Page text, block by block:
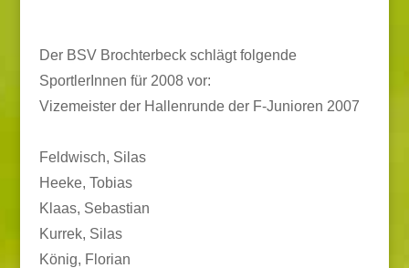
Der BSV Brochterbeck schlägt folgende
SportlerInnen für 2008 vor:
Vizemeister der Hallenrunde der F-Junioren 2007
Feldwisch, Silas
Heeke, Tobias
Klaas, Sebastian
Kurrek, Silas
König, Florian